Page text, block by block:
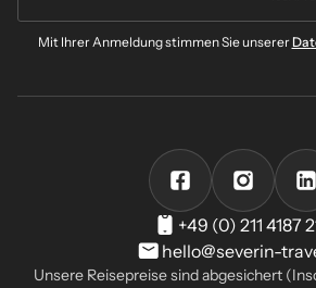
Mit Ihrer Anmeldung stimmen Sie unserer
+49 (0) 211 4187
hello@severin-
Unsere Reisepreise sind abgesichert